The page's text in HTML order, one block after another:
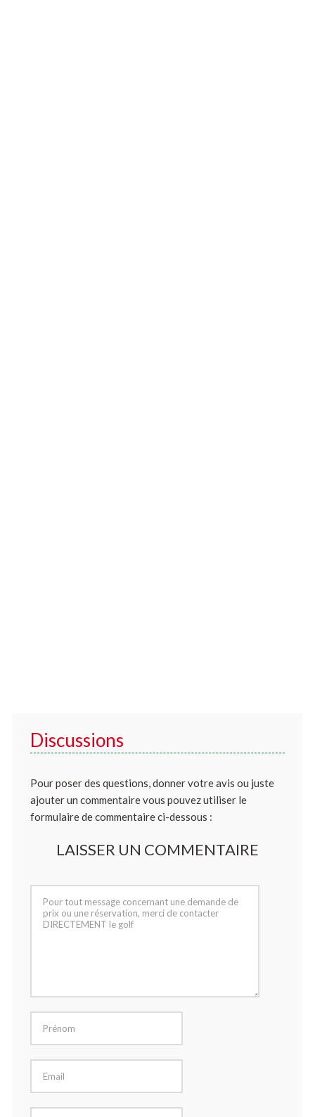
Discussions
Pour poser des questions, donner votre avis ou juste
ajouter un commentaire vous pouvez utiliser le
formulaire de commentaire ci-dessous :
LAISSER UN COMMENTAIRE